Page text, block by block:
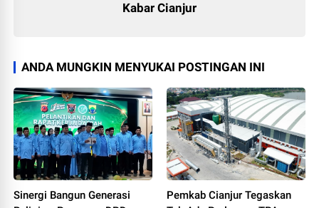
Kabar Cianjur
ANDA MUNGKIN MENYUKAI POSTINGAN INI
Sinergi Bangun Generasi
Pemkab Cianjur Tegaskan